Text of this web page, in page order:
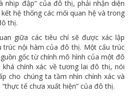
nhịp đập” của đô thị, phải nhận diện
hệ thống các mối quan hệ và trong
thị.
giữa các tiêu chí sẽ được xác lập
trúc nội hàm của đô thị. Một cấu trúc
gốc từ chính mô hình của một đô
chính xác về tương lai đô thị, nói
cho chúng ta tầm nhìn chính xác và
tế chưa xuất hiện” của đô thị.